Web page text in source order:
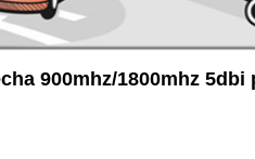
900mhz/1800mhz